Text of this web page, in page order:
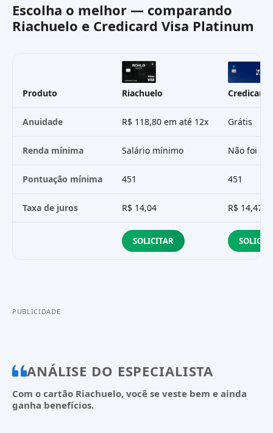
Escolha o melhor — comparando
Riachuelo e Credicard Visa Platinum
Produto Riachuelo Credicard
Anuidade R$ 118,80 em até 12x Grátis
Renda mínima Salário mínimo Não foi
Pontuação mínima 451 451
Taxa de juros R$ 14,04 R$ 14,47
SOLICITAR
PUBLICIDADE
ANÁLISE DO ESPECIALISTA
Com o cartão Riachuelo, você se veste bem e ainda
ganha benefícios.